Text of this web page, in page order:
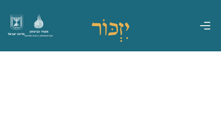
מדינת ישראל
משרד הביטחון
אגף משפחות, הנצחה ומורשת